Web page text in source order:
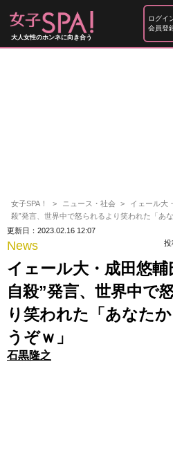
大人女性のホンネに向き合う
ログイ
会員登
女子SPA！ ニュース・社会
イェール大
殺”発言、世界中で怒られるより笑われた「あ
更新日：2023.02.16 12:07
News 投
イェール大・成田悠輔
自殺”発言、世界中で
り笑われた「あなた
うぞｗ」
石黒隆之